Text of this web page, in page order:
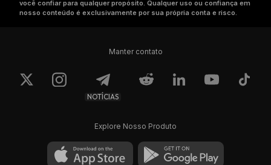
você confiar para qualquer propósito. Qualquer uso ou confiança em
nosso conteúdo é exclusivamente por sua própria conta e risco.
Manter contato
NOTÍCIAS
Explore Nosso Produto